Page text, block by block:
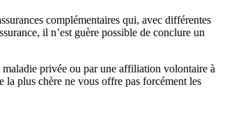
complémentaires qui, avec différentes
il n’est guère possible de conclure un
privée ou par une affiliation volontaire à
la plus chère ne vous offre pas forcément les